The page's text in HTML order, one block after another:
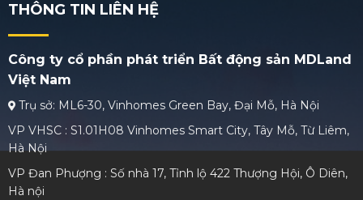
THÔNG TIN LIÊN HỆ
Công ty cổ phần phát triển Bất động sản MDLand
Việt Nam
Trụ sở: ML6-30, Vinhomes Green Bay, Đại Mỗ, Hà Nội
VP VHSC : S1.01H08 Vinhomes Smart City, Tây Mỗ, Từ Liêm,
Hà Nội
VP Đan Phượng : Số nhà 17, Tỉnh lộ 422 Thượng Hội, Ô Diên,
Hà nội